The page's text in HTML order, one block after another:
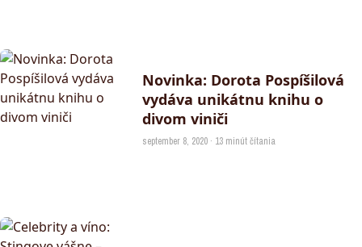
Novinka: Dorota Pospíšilová
vydáva unikátnu knihu o
divom viniči
september 8, 2020 · 13 minút čítania